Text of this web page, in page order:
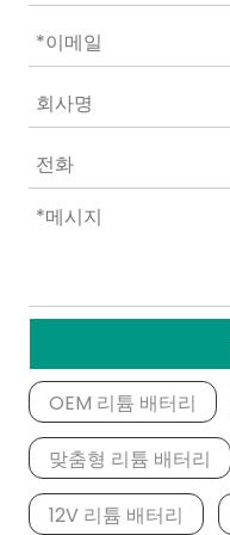
OEM 리튬 배터리
맞춤형 리튬 배터리
12V 리튬 배터리